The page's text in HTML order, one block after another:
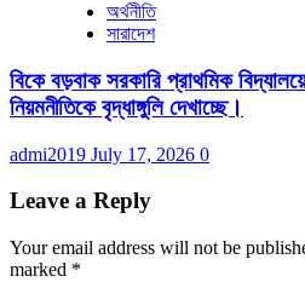
অর্থনীতি
সারাদেশ
বিকে বড়বাক সরকারি প্রাথমিক
নিয়মনীতিকে বৃদ্ধাঙ্গুলি দেখাচ্ছে।
admi2019 July 17, 2026 0
Leave a Reply
Your email address will not be
marked *